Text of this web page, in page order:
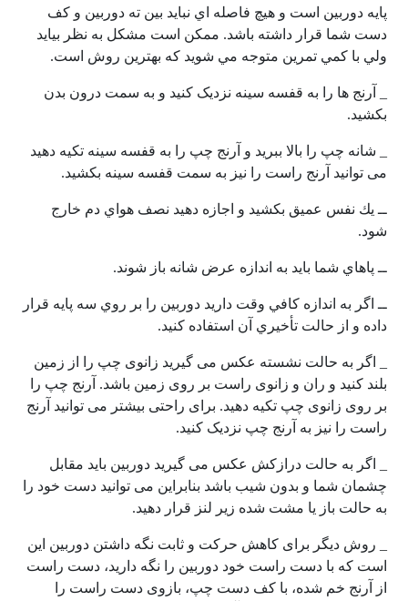
پايه دوربين است و هيچ فاصله اي نبايد بين ته دوربين و كف
دست شما قرار داشته باشد. ممكن است مشكل به نظر بيايد
ولي با كمي تمرين متوجه مي شويد كه بهترين روش است.
_ آرنج ها را به قفسه سینه نزدیک کنید و به سمت درون بدن
بکشید.
_ شانه چپ را بالا ببرید و آرنج چپ را به قفسه سینه تکیه دهید
می توانید آرنج راست را نیز به سمت قفسه سینه بکشید.
ــ يك نفس عميق بكشيد و اجازه دهيد نصف هواي دم خارج
شود.
ــ پاهاي شما بايد به اندازه عرض شانه باز شوند.
ــ اگر به اندازه كافي وقت داريد دوربين را بر روي سه پايه قرار
داده و از حالت تأخيري آن استفاده كنيد.
_ اگر به حالت نشسته عکس می گیرید زانوی چپ را از زمین
بلند کنید و ران و زانوی راست بر روی زمین باشد. آرنج چپ را
بر روی زانوی چپ تکیه دهید. برای راحتی بیشتر می توانید آرنج
راست را نیز به آرنج چپ نزدیک کنید.
_ اگر به حالت درازکش عکس می گیرید دوربین باید مقابل
چشمان شما و بدون شیب باشد بنابراین می توانید دست خود را
به حالت باز یا مشت شده زیر لنز قرار دهید.
_ روش دیگر برای کاهش حرکت و ثابت نگه داشتن دوربین این
است که با دست راست خود دوربین را نگه دارید، دست راست
از آرنج خم شده، با کف دست چپ، بازوی دست راست را